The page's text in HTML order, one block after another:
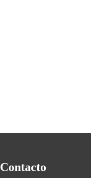
Contacto